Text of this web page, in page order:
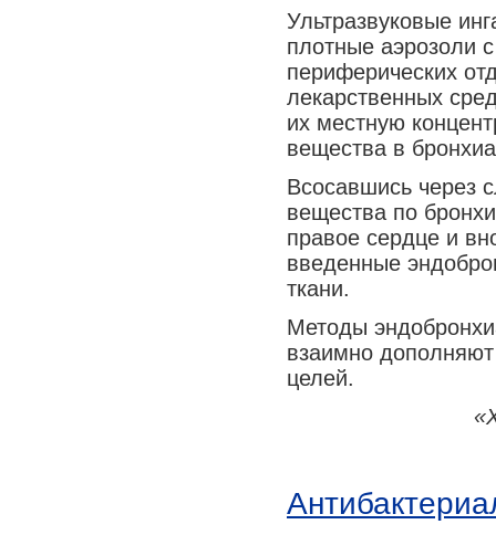
Ультразвуковые
плотные аэрозоли
периферических
лекарственных
их местную
вещества в
Всосавшись через
вещества по
правое сердце и
введенные
ткани.
Методы
взаимно
целей.